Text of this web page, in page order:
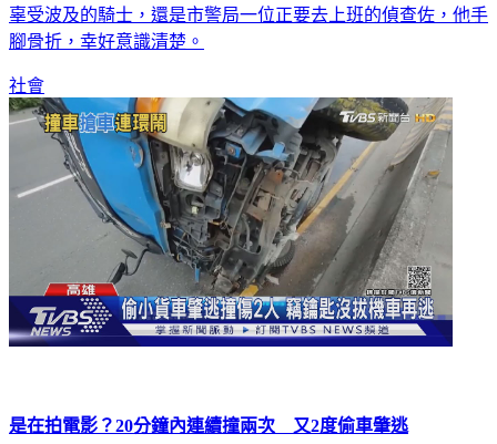
辜受波及的騎士，還是市警局一位正要去上班的偵查佐，他手
腳骨折，幸好意識清楚。
社會
是在拍電影？20分鐘內連續撞兩次 又2度偷車肇逃